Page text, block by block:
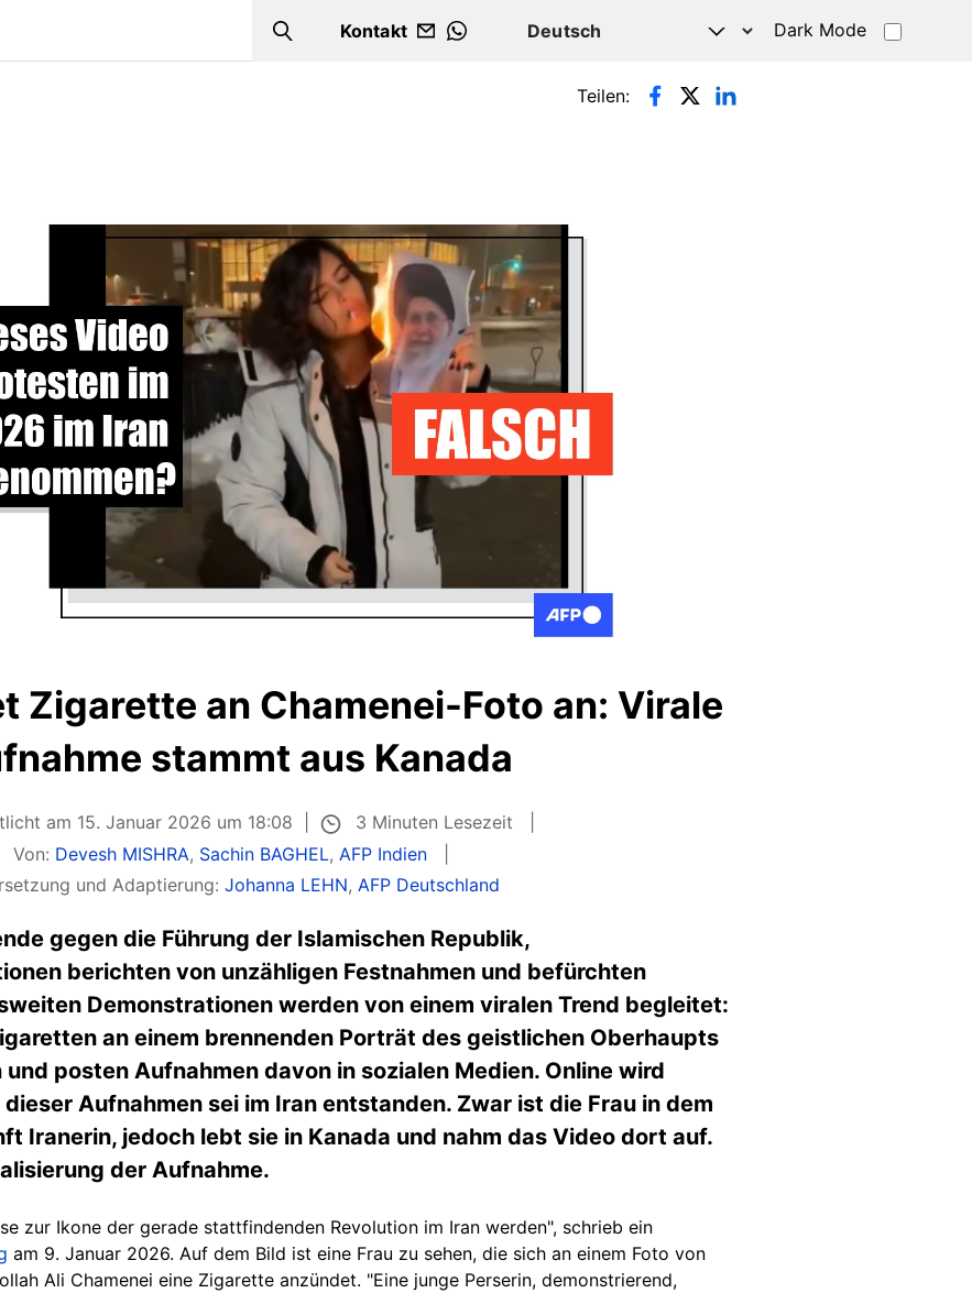
Search
Kontakt
WHATSAPP
Dark Mode
Teilen:
Zigarette an Chamenei-Foto an: Virale
stammt aus Kanada
am 15. Januar 2026 um 18:08
3 Minuten Lesezeit
Von: Devesh MISHRA, Sachin BAGHEL, AFP Indien
und Adaptierung:Johanna LEHN, AFP Deutschland
gegen die Führung der Islamischen Republik,
berichten von unzähligen Festnahmen und befürchten
Demonstrationen werden von einem viralen Trend begleitet:
an einem brennenden Porträt des geistlichen Oberhaupts
posten Aufnahmen davon in sozialen Medien. Online wird
Aufnahmen sei im Iran entstanden. Zwar ist die Frau in dem
Iranerin, jedoch lebt sie in Kanada und nahm das Video dort auf.
der Aufnahme.
zur Ikone der gerade stattfindenden Revolution im Iran werden", schrieb ein
am 9. Januar 2026. Auf dem Bild ist eine Frau zu sehen, die sich an einem Foto von
Ali Chamenei eine Zigarette anzündet. "Eine junge Perserin, demonstrierend,